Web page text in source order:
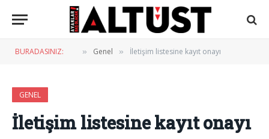
BURADASINIZ: » Genel » İletişim listesine kayıt onayı
GENEL
İletişim listesine kayıt onayı